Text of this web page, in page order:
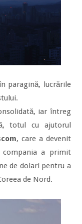
paragină, lucrările
iar întreg
totul cu ajutorul
, care a devenit
compania a primit
de dolari pentru a
de Nord.